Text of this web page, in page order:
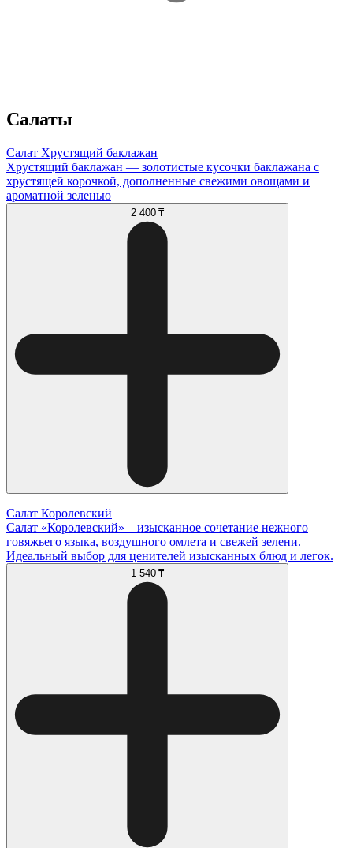
Салаты
Салат Хрустящий баклажан
Хрустящий баклажан — золотистые кусочки баклажана с
хрустящей корочкой, дополненные свежими овощами и
ароматной зеленью
2 400 ₸
Салат Королевский
Салат «Королевский» – изысканное сочетание нежного
говяжьего языка, воздушного омлета и свежей зелени.
Идеальный выбор для ценителей изысканных блюд и легок.
1 540 ₸